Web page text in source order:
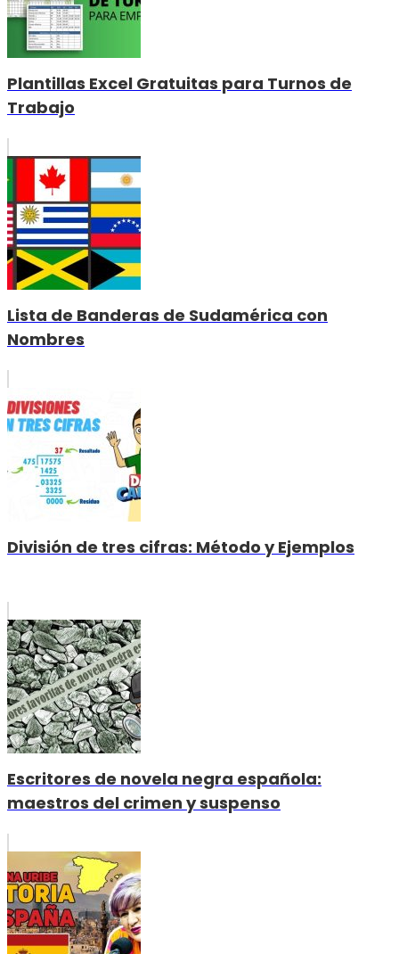
Plantillas Excel Gratuitas para Turnos de
Trabajo
Lista de Banderas de Sudamérica con
Nombres
División de tres cifras: Método y Ejemplos
Escritores de novela negra española:
maestros del crimen y suspenso